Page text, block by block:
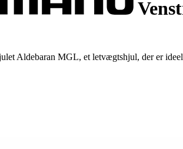
Aldebaran MGL, et letvægtshjul, der er